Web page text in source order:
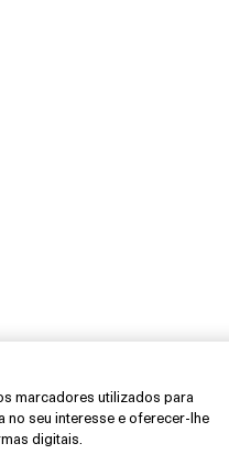
marcadores utilizados para
no seu interesse e oferecer-lhe
digitais.